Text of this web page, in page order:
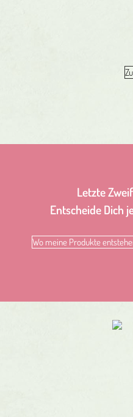
Hiermit bestätige, dass ich die
Letzte
Entscheide Dich
Wo meine Produkte